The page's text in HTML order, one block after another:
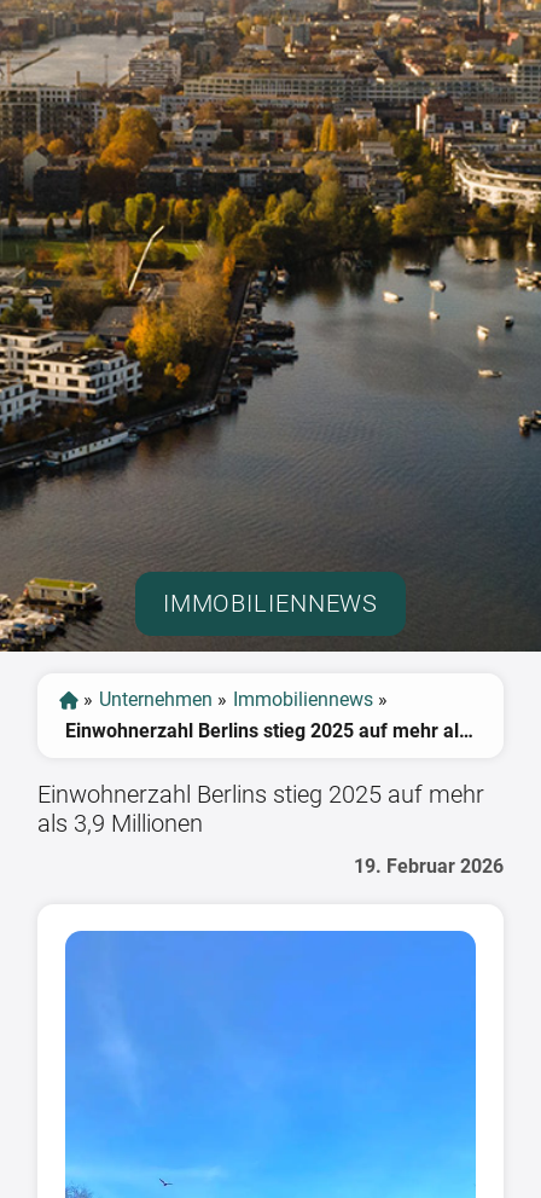
IMMOBILIENNEWS
» Unternehmen » Immobiliennews »
Einwohnerzahl Berlins stieg 2025 auf mehr als 3,9 Millionen
Einwohnerzahl Berlins stieg 2025 auf mehr
als 3,9 Millionen
19. Februar 2026